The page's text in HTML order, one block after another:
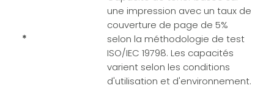
*
une impression avec un taux de
couverture de page de 5%
selon la méthodologie de test
ISO/IEC 19798. Les capacités
varient selon les conditions
d'utilisation et d'environnement.